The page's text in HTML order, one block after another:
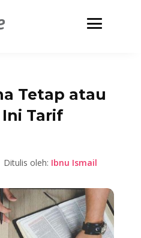
Tetap atau
Ini Tarif
oleh: Ibnu Ismail